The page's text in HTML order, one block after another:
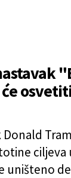
ciljeva
uništeno